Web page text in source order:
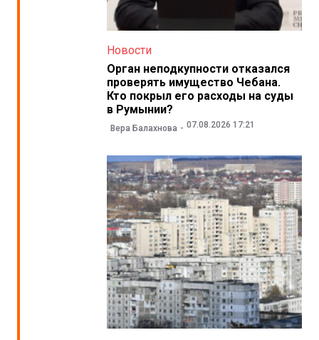
Новости
Орган неподкупности отказался
проверять имущество Чебана.
Кто покрыл его расходы на суды
в Румынии?
Вера Балахнова 07.08.2026 17:21